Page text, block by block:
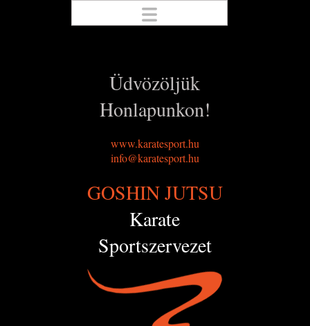
Üdvözöljük
Honlapunkon!
www.karatesport.hu
info@karatesport.hu
GOSHIN JUTSU
Karate
Sportszervezet